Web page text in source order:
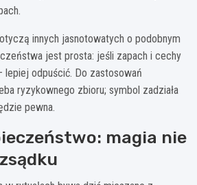
innych jasnotowatych o podobnym
jest prosta: jeśli zapach i cechy
lepiej odpuścić. Do zastosowań
ryzykownego zbioru; symbol zadziała
pewna.
magia nie